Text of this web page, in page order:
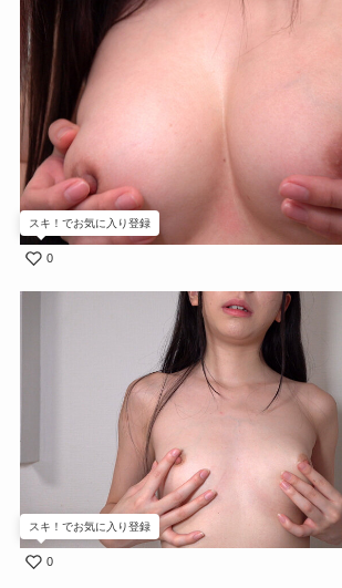
0
スキ！でお気に入り登録
0
スキ！でお気に入り登録